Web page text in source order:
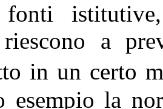
riescono a
in un certo
esempio la